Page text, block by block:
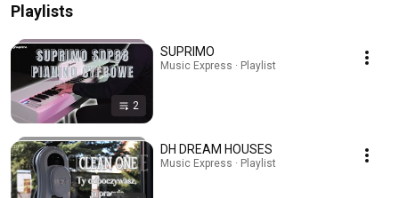
Playlists
2
SUPRIMO
Music Express · Playlist
DH DREAM HOUSES
Music Express · Playlist